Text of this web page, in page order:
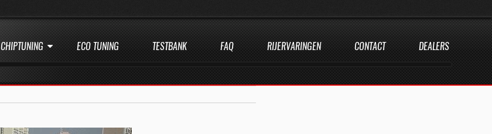
CHIPTUNING ECO TUNING TESTBANK FAQ RIJERVARINGEN CONTACT DEALERS